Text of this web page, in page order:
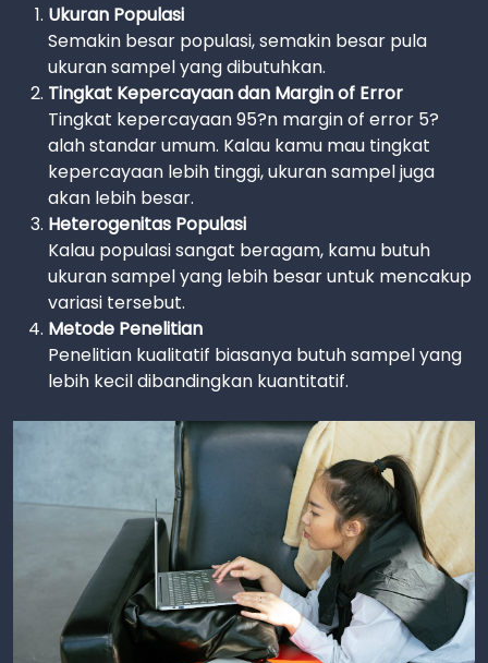
Ukuran Populasi
Semakin besar populasi, semakin besar pula
ukuran sampel yang dibutuhkan.
Tingkat Kepercayaan dan Margin of Error
Tingkat kepercayaan 95?n margin of error 5?
alah standar umum. Kalau kamu mau tingkat
kepercayaan lebih tinggi, ukuran sampel juga
akan lebih besar.
Heterogenitas Populasi
Kalau populasi sangat beragam, kamu butuh
ukuran sampel yang lebih besar untuk mencakup
variasi tersebut.
Metode Penelitian
Penelitian kualitatif biasanya butuh sampel yang
lebih kecil dibandingkan kuantitatif.